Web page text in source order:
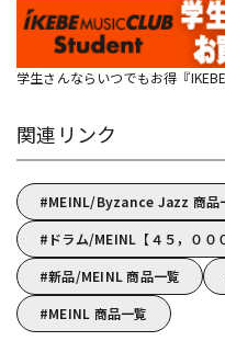
学生さんならいつでもお得『
関連リンク
MEINL/Byzance Jazz 商品
ドラム/MEINL【４５，００
新品/MEINL 商品一覧
MEINL 商品一覧